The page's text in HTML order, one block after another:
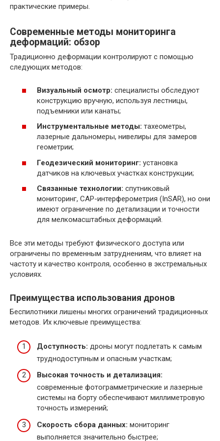
практические примеры.
Современные методы мониторинга
деформаций: обзор
Традиционно деформации контролируют с помощью
следующих методов:
Визуальный осмотр: специалисты обследуют
конструкцию вручную, используя лестницы,
подъемники или канаты;
Инструментальные методы: тахеометры,
лазерные дальномеры, нивелиры для замеров
геометрии;
Геодезический мониторинг: установка
датчиков на ключевых участках конструкции;
Связанные технологии: спутниковый
мониторинг, САР-интерферометрия (InSAR), но они
имеют ограничение по детализации и точности
для мелкомасштабных деформаций.
Все эти методы требуют физического доступа или
ограничены по временным затруднениям, что влияет на
частоту и качество контроля, особенно в экстремальных
условиях.
Преимущества использования дронов
Беспилотники лишены многих ограничений традиционных
методов. Их ключевые преимущества:
Доступность: дроны могут подлетать к самым
труднодоступным и опасным участкам;
Высокая точность и детализация:
современные фотограмметрические и лазерные
системы на борту обеспечивают миллиметровую
точность измерений;
Скорость сбора данных: мониторинг
выполняется значительно быстрее;